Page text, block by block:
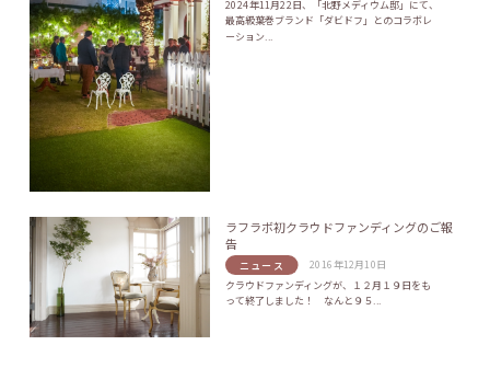
2024年11月22日、「北野メディウム邸」にて、
最高級葉巻ブランド「ダビドフ」とのコラボレ
ーション...
ラフラボ初クラウドファンディングのご報
告
ニュース
2016年12月10日
クラウドファンディングが、１２月１９日をも
って終了しました！ なんと９５...